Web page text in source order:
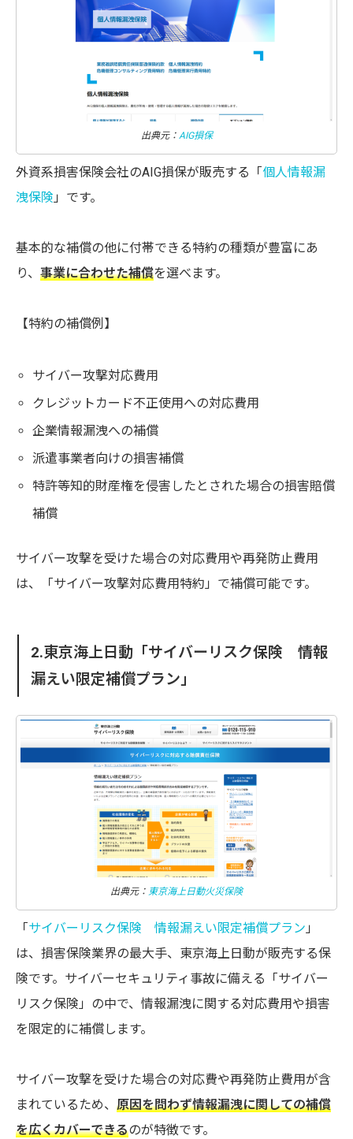
出典元： AIG損保
外資系損害保険会社のAIG損保が販売する「 個人情報漏
洩保険 」です。
基本的な補償の他に付帯できる特約の種類が豊富にあ
り、 事業に合わせた補償を選べます。
【特約の補償例】
サイバー攻撃対応費用
クレジットカード不正使用への対応費用
企業情報漏洩への補償
派遣事業者向けの損害補償
特許等知的財産権を侵害したとされた場合の損害賠償
補償
サイバー攻撃を受けた場合の対応費用や再発防止費用
は、「サイバー攻撃対応費用特約」で補償可能です。
2.東京海上日動「サイバーリスク保険 情報
漏えい限定補償プラン」
出典元： 東京海上日動火災保険
「 サイバーリスク保険 情報漏えい限定補償プラン 」
は、損害保険業界の最大手、東京海上日動が販売する保
険です。サイバーセキュリティ事故に備える「サイバー
リスク保険」の中で、情報漏洩に関する対応費用や損害
を限定的に補償します。
サイバー攻撃を受けた場合の対応費や再発防止費用が含
まれているため、 原因を問わず情報漏洩に関しての補償
を広くカバーできるのが特徴です。